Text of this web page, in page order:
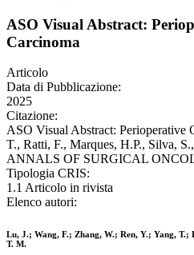
ASO Visual Abstract:
Carcinoma
Articolo
Data di Pubblicazione:
2025
Citazione:
ASO Visual Abstract: Perioperative
T., Ratti, F., Marques, H.P., Silva,
ANNALS OF SURGICAL
Tipologia CRIS:
1.1 Articolo in rivista
Elenco autori:
Lu, J.; Wang, F.; Zhang, W.; Ren, Y.; Yang,
T. M.